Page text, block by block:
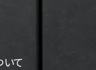
いて